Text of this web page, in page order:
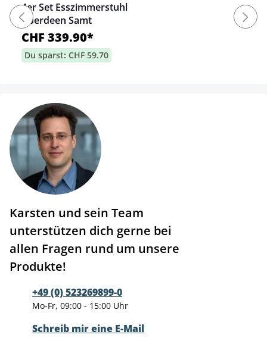
4er Set Esszimmerstuhl
Aberdeen Samt
CHF 339.90*
Du sparst: CHF 59.70
Karsten und sein Team
unterstützen dich gerne bei
allen Fragen rund um unsere
Produkte!
+49 (0) 523269899-0
Mo-Fr, 09:00 - 15:00 Uhr
Schreib mir eine E-Mail